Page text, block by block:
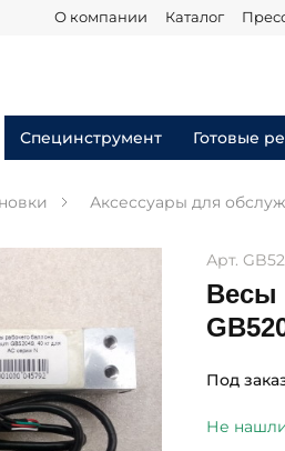
О компании Каталог
Специнструмент Готовые
Аксессуары для
Арт.
Весы
Под
Не